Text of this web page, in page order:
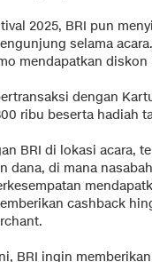
2025, BRI pun
selama
mendapatkan diskon
dengan
ribu beserta hadiah
BRI di lokasi acara,
dana, di mana
cashback
BRI ingin